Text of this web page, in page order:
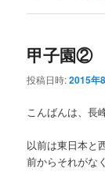
甲子園②
投稿日時:2015年
こんばんは、長
以前は東日本と
前からそれがな